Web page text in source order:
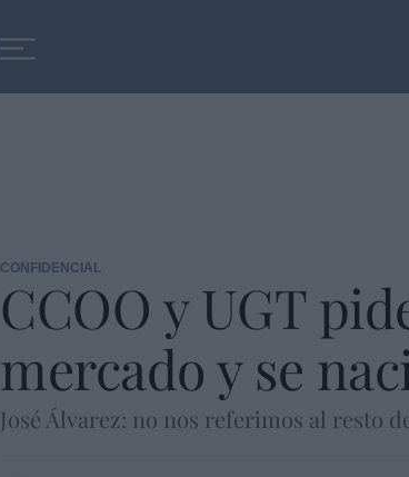
CONFIDENCIAL
CCOO y UGT
mercado y se
José Álvarez: no nos referimos al resto